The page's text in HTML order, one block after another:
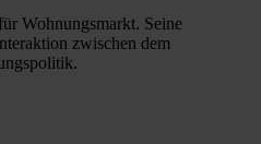
Wohnungsmarkt. Seine
zwischen dem